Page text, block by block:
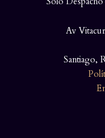
Av
Santiago,